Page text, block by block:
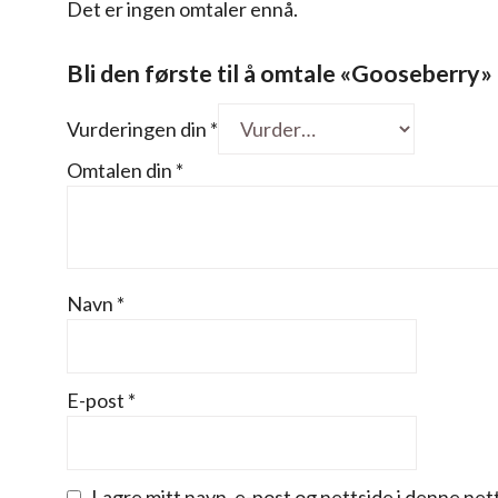
Det er ingen omtaler ennå.
Bli den første til å omtale «Gooseberry»
Vurderingen din *
Omtalen din *
Navn *
E-post *